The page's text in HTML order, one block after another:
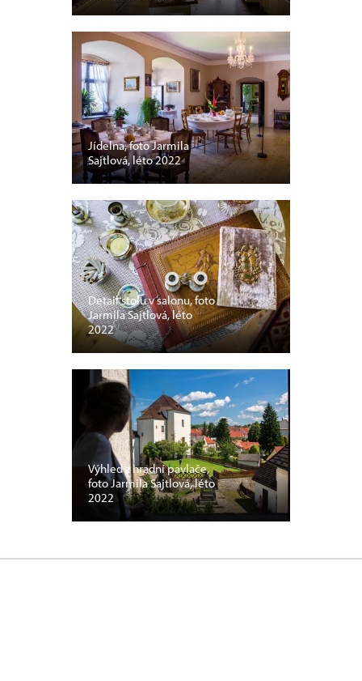
Jídelna, foto Jarmila
Sajtlová, léto 2022
Detail stolu v salonu, foto
Jarmila Sajtlová, léto
2022
Výhled z hradní pavlače,
foto Jarmila Sajtlová, léto
2022